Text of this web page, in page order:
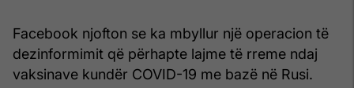
Facebook njofton se ka mbyllur një operacion të
dezinformimit që përhapte lajme të rreme ndaj
vaksinave kundër COVID-19 me bazë në Rusi.